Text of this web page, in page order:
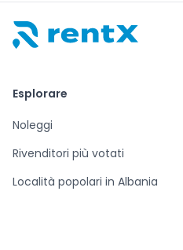
Esplorare
Noleggi
Rivenditori più votati
Località popolari in Albania